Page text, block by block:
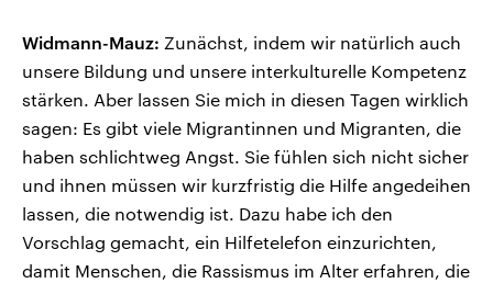
Widmann-Mauz: Zunächst, indem wir natürlich auch
unsere Bildung und unsere interkulturelle Kompetenz
stärken. Aber lassen Sie mich in diesen Tagen wirklich
sagen: Es gibt viele Migrantinnen und Migranten, die
haben schlichtweg Angst. Sie fühlen sich nicht sicher
und ihnen müssen wir kurzfristig die Hilfe angedeihen
lassen, die notwendig ist. Dazu habe ich den
Vorschlag gemacht, ein Hilfetelefon einzurichten,
damit Menschen, die Rassismus im Alter erfahren, die